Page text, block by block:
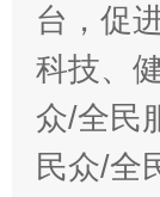
台，促
科技、
众/全民
民众/全